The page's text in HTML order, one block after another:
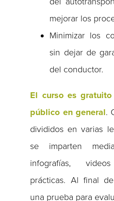
mejorar los
Minimizar los
sin dejar de
del conductor.
El curso es
público en general.
divididos en varias
se imparten
infografías,
prácticas. Al final
una prueba para